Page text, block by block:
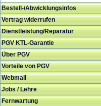
Bestell-/Abwicklungsinfos
Vertrag widerrufen
Dienstleistung/Reparatur
PGV KTL-Garantie
Über PGV
Vorteile von PGV
Webmail
Jobs / Lehre
Fernwartung